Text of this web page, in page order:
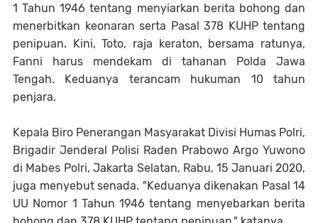
1 Tahun 1946 tentang menyiarkan berita bohong dan
menerbitkan keonaran serta Pasal 378 KUHP tentang
penipuan. Kini, Toto, raja keraton, bersama ratunya,
Fanni harus mendekam di tahanan Polda Jawa
Tengah. Keduanya terancam hukuman 10 tahun
penjara.
Kepala Biro Penerangan Masyarakat Divisi Humas Polri,
Brigadir Jenderal Polisi Raden Prabowo Argo Yuwono
di Mabes Polri, Jakarta Selatan, Rabu, 15 Januari 2020,
juga menyebut senada. "Keduanya dikenakan Pasal 14
UU Nomor 1 Tahun 1946 tentang menyebarkan berita